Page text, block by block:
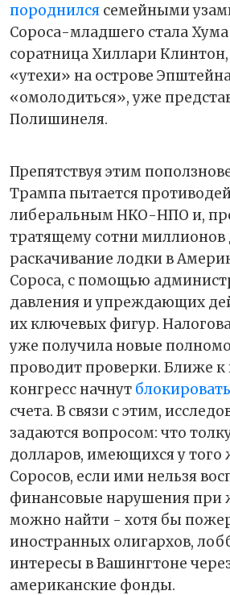
породнился семейными
Сороса-младшего стала
соратница Хиллари
«утехи» на острове
«омолодиться», уже
Полишинеля.
Препятствуя этим
Трампа пытается
либеральным НКО-НПО и,
тратящему сотни миллионов
раскачивание лодки в
Сороса, с помощью
давления и упреждающих
их ключевых фигур.
уже получила новые
проводит проверки. Ближе
конгресс начнут блокировать
счета. В связи с этим,
задаются вопросом: что
долларов, имеющихся у того
Соросов, если ими нельзя
финансовые нарушения при
можно найти - хотя бы
иностранных олигархов,
интересы в Вашингтоне
американские фонды.